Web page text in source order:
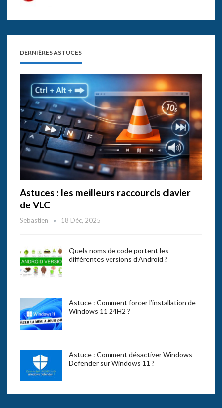
DERNIÈRES ASTUCES
Astuces : les meilleurs raccourcis clavier
de VLC
Sebastien 18 Déc, 2025
Quels noms de code portent les
différentes versions d’Android ?
Astuce : Comment forcer l’installation de
Windows 11 24H2 ?
Astuce : Comment désactiver Windows
Defender sur Windows 11 ?